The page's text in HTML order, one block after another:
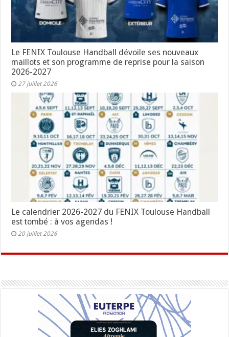
Le FENIX Toulouse Handball dévoile ses nouveaux
maillots et son programme de reprise pour la saison
2026-2027
27 juillet 2026
Le calendrier 2026-2027 du FENIX Toulouse Handball
est tombé : à vos agendas !
20 juillet 2026